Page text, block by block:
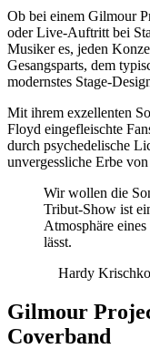
Ob bei einem Gilmour
oder Live-Auftritt bei
Musiker es, jeden
Gesangsparts, dem
modernstes Stage-
Mit ihrem exzellenten
Floyd eingefleischte
durch psychedelische
unvergessliche Erbe
Wir wollen die
Tribut-Show ist
Atmosphäre
lässt.
Hardy
Gilmour
Coverband